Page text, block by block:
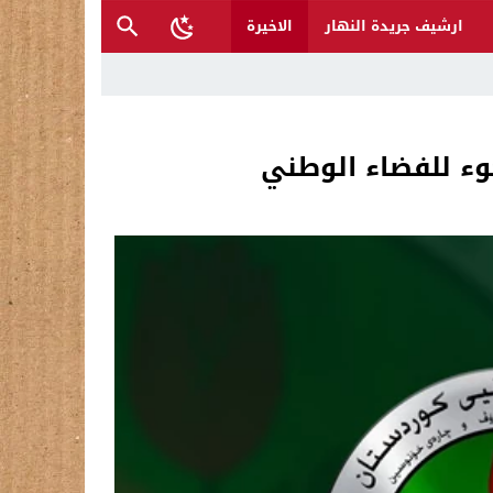
ارشيف جريدة النهار
الاخيرة
للفضاء الوطني